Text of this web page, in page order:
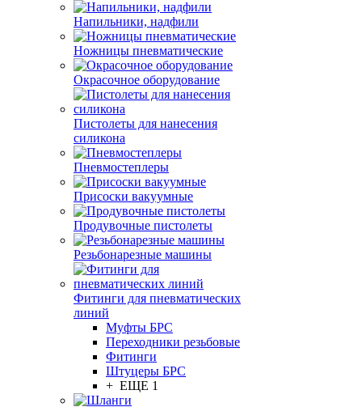
Напильники, надфили
Ножницы пневматические
Окрасочное оборудование
Пистолеты для нанесения
силикона
Пневмостеплеры
Присоски вакуумные
Продувочные пистолеты
Резьбонарезные машины
Фитинги для пневматических
линий
Муфты БРС
Переходники резьбовые
Фитинги
Штуцеры БРС
+ ЕЩЕ 1